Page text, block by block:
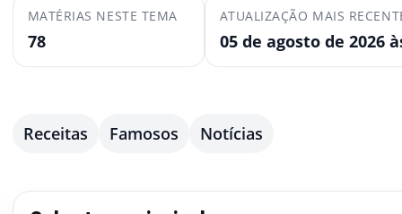
MATÉRIAS NESTE TEMA
78
ATUALIZAÇÃO MAIS
05 de agosto de 2026
Receitas Famosos Notícias